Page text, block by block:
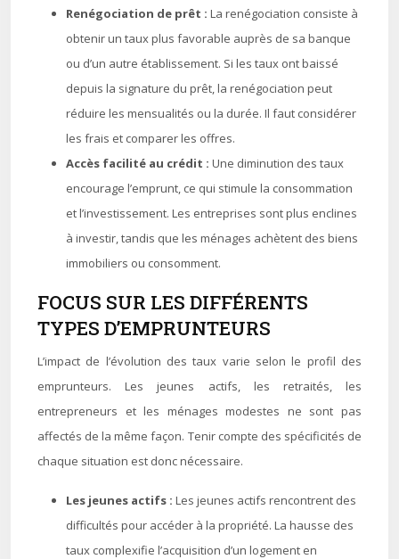
Renégociation de prêt : La renégociation consiste à
obtenir un taux plus favorable auprès de sa banque
ou d’un autre établissement. Si les taux ont baissé
depuis la signature du prêt, la renégociation peut
réduire les mensualités ou la durée. Il faut considérer
les frais et comparer les offres.
Accès facilité au crédit : Une diminution des taux
encourage l’emprunt, ce qui stimule la consommation
et l’investissement. Les entreprises sont plus enclines
à investir, tandis que les ménages achètent des biens
immobiliers ou consomment.
FOCUS SUR LES DIFFÉRENTS
TYPES D’EMPRUNTEURS
L’impact de l’évolution des taux varie selon le profil des
emprunteurs. Les jeunes actifs, les retraités, les
entrepreneurs et les ménages modestes ne sont pas
affectés de la même façon. Tenir compte des spécificités de
chaque situation est donc nécessaire.
Les jeunes actifs : Les jeunes actifs rencontrent des
difficultés pour accéder à la propriété. La hausse des
taux complexifie l’acquisition d’un logement en